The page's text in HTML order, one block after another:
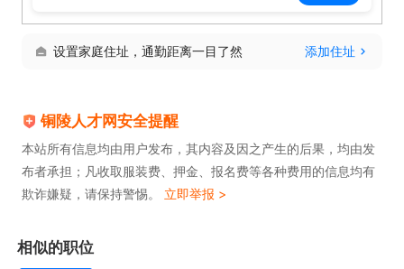
设置家庭住址，通勤距离一目了然 添加住址
铜陵人才网安全提醒
本站所有信息均由用户发布，其内容及因之产生的后果，均由发
布者承担；凡收取服装费、押金、报名费等各种费用的信息均有
欺诈嫌疑，请保持警惕。 立即举报 >
相似的职位